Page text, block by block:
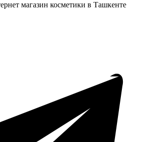
магазин косметики в Ташкенте